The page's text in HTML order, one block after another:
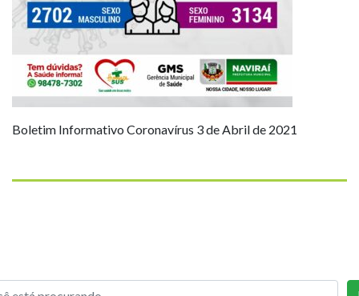
Boletim Informativo Coronavírus 3 de Abril de 2021